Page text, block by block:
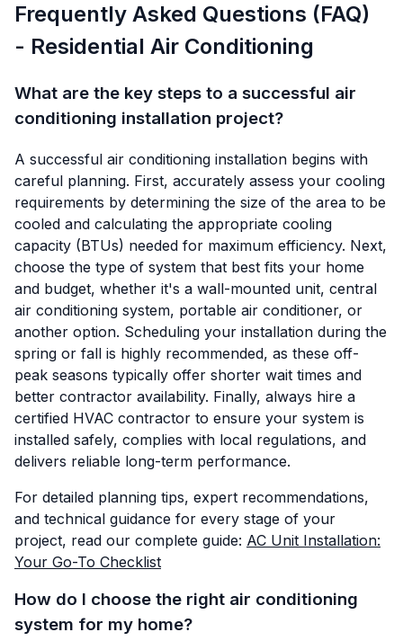
Frequently Asked Questions (FAQ)
- Residential Air Conditioning
What are the key steps to a successful air
conditioning installation project?
A successful air conditioning installation begins with
careful planning. First, accurately assess your cooling
requirements by determining the size of the area to be
cooled and calculating the appropriate cooling
capacity (BTUs) needed for maximum efficiency. Next,
choose the type of system that best fits your home
and budget, whether it's a wall-mounted unit, central
air conditioning system, portable air conditioner, or
another option. Scheduling your installation during the
spring or fall is highly recommended, as these off-
peak seasons typically offer shorter wait times and
better contractor availability. Finally, always hire a
certified HVAC contractor to ensure your system is
installed safely, complies with local regulations, and
delivers reliable long-term performance.
For detailed planning tips, expert recommendations,
and technical guidance for every stage of your
project, read our complete guide: AC Unit Installation:
Your Go-To Checklist
How do I choose the right air conditioning
system for my home?